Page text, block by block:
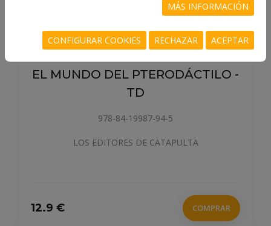
EL MUNDO DEL PTERODÁCTILO -
TD
978-84-19987-94-5
LOS EDITORES DE CATAPULTA
12.9 € COMPRAR
MÁS INFORMACIÓN
CONFIGURAR COOKIES RECHAZAR ACEPTAR